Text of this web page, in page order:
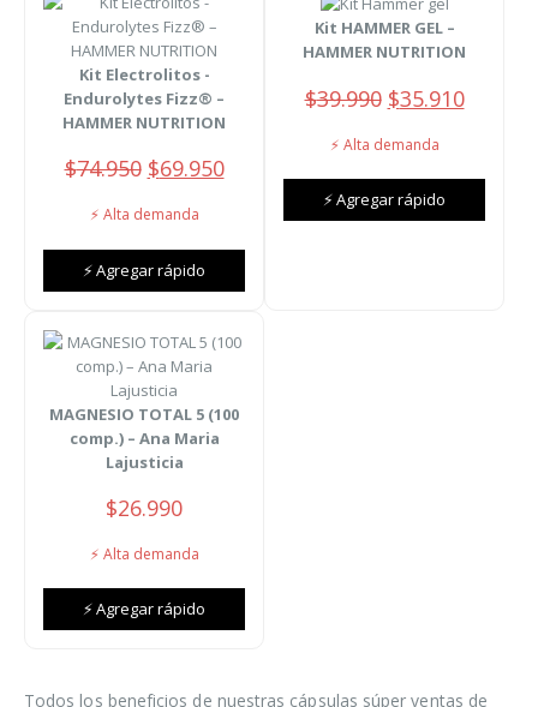
Kit Electrolitos -
Endurolytes Fizz® –
HAMMER NUTRITION
$74.950 El
original
$74.950.
$69.950El
actual
⚡ Alta demanda
⚡ Agregar rápido
Kit HAMMER GEL –
HAMMER NUTRITION
$39.990 El
original
$39.990.
$35.910El
⚡ Alta demanda
⚡ Agregar rápido
MAGNESIO TOTAL 5 (100
comp.) – Ana Maria
Lajusticia
$26.990
⚡ Alta demanda
⚡ Agregar rápido
Todos los beneficios de nuestras cápsulas súper ventas de